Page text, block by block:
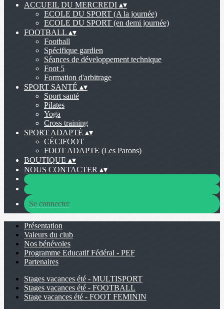
ACCUEIL DU MERCREDI ▴▾
ECOLE DU SPORT (A la journée)
ECOLE DU SPORT (en demi journée)
FOOTBALL ▴▾
Football
Spécifique gardien
Séances de développement technique
Foot 5
Formation d'arbitrage
SPORT SANTÉ ▴▾
Sport santé
Pilates
Yoga
Cross training
SPORT ADAPTÉ ▴▾
CÉCIFOOT
FOOT ADAPTE (Les Parons)
BOUTIQUE ▴▾
NOUS CONTACTER ▴▾
Se connecter
Présentation
Valeurs du club
Nos bénévoles
Programme Educatif Fédéral - PEF
Partenaires
Stages vacances été - MULTISPORT
Stages vacances été - FOOTBALL
Stage vacances été - FOOT FEMININ